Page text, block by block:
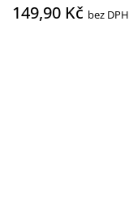
149,90 Kč bez DPH